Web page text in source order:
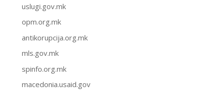
uslugi.gov.mk
opm.org.mk
antikorupcija.org.mk
mls.gov.mk
spinfo.org.mk
macedonia.usaid.gov